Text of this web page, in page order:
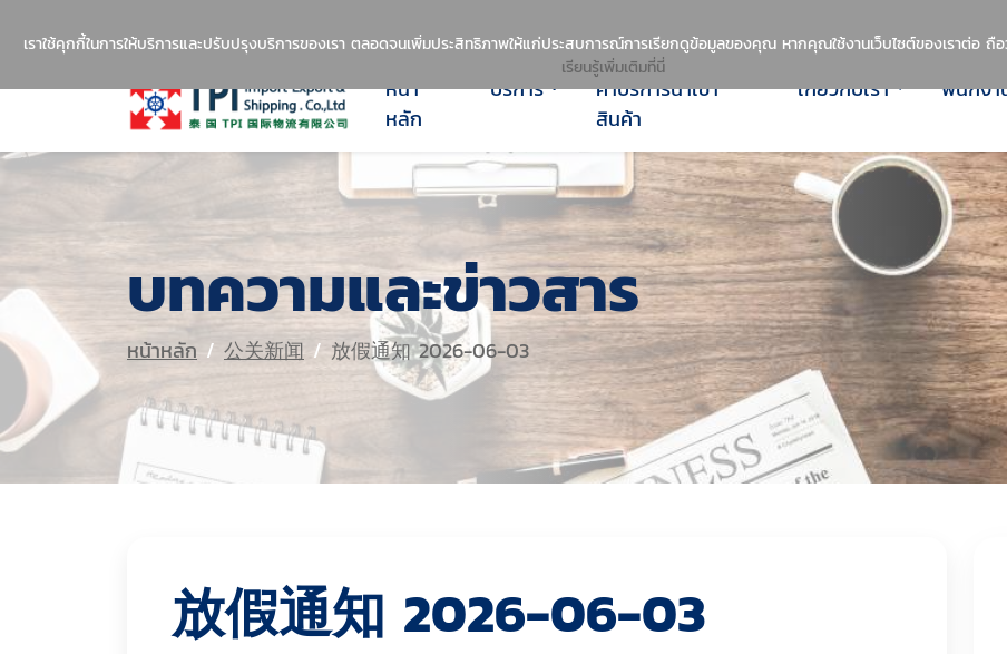
หน้า
หลัก
บริการ
ค่าบริการนำเข้า
สินค้า
เกี่ยวกับเรา พนักงา
บทความและข่าวสาร
หน้าหลัก 公关新闻 放假通知 2026-06-03
放假通知 2026-06-03
เราใช้คุกกี้ในการให้บริการและปรับปรุงบริการของเรา ตลอดจนเพิ่มประสิทธิภาพให้แก่ประสบการณ์การเรียกดูข้อมูลของคุณ หากคุณใช้งานเว็บไซต์ของเราต่อ
เรียนรู้เพิ่มเติมที่นี่